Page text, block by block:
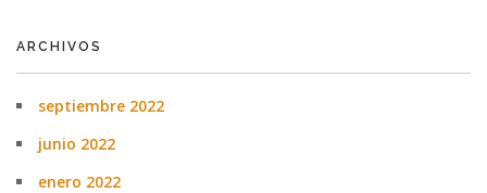
ARCHIVOS
septiembre 2022
junio 2022
enero 2022